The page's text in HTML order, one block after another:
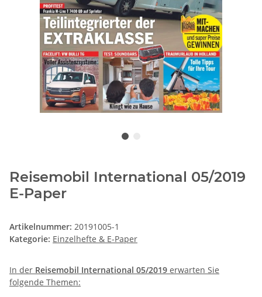
Reisemobil International 05/2019
E-Paper
Artikelnummer: 20191005-1
Kategorie: Einzelhefte & E-Paper
In der Reisemobil International 05/2019 erwarten Sie
folgende Themen: